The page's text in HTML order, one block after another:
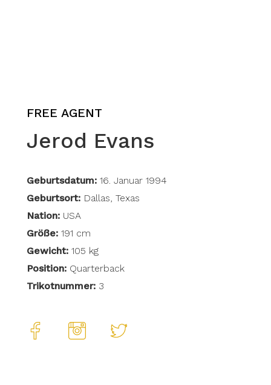
FREE AGENT
Jerod Evans
Geburtsdatum: 16. Januar 1994
Geburtsort: Dallas, Texas
Nation:USA
Größe:191 cm
Gewicht:105 kg
Position:Quarterback
Trikotnummer: 3